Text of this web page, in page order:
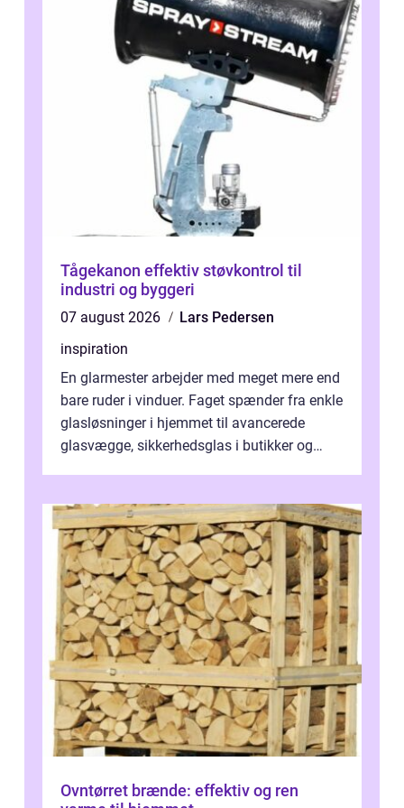
Tågekanon effektiv støvkontrol til
industri og byggeri
07 august 2026
Lars Pedersen
inspiration
En glarmester arbejder med meget mere end
bare ruder i vinduer. Faget spænder fra enkle
glasløsninger i hjemmet til avancerede
glasvægge, sikkerhedsglas i butikker og
Ovntørret brænde: effektiv og ren